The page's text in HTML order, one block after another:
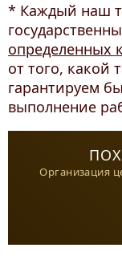
* Каждый наш
определенных
от того,
гарантируем
выполнение
Организация